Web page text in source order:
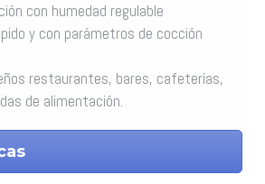
con humedad regulable
y con parámetros de cocción
restaurantes, bares, cafeterías,
de alimentación.